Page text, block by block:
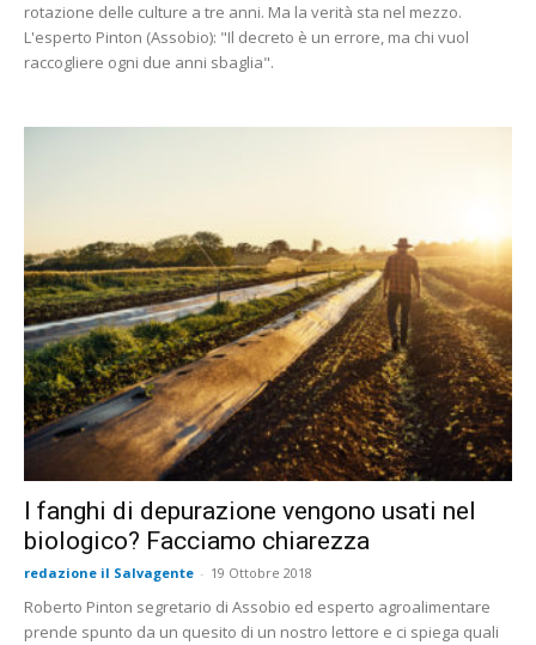
rotazione delle culture a tre anni. Ma la verità sta nel mezzo.
L'esperto Pinton (Assobio): "Il decreto è un errore, ma chi vuol
raccogliere ogni due anni sbaglia".
I fanghi di depurazione vengono usati nel
biologico? Facciamo chiarezza
redazione il Salvagente - 19 Ottobre 2018
Roberto Pinton segretario di Assobio ed esperto agroalimentare
prende spunto da un quesito di un nostro lettore e ci spiega quali